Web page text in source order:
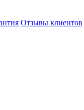
Отзывы клиентов